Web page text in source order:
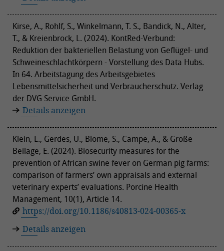
Kirse, A., Rohlf, S., Winkelmann, T. S., Bandick, N., Alter,
T., & Kreienbrock, L. (2024). KontRed-Verbund:
Reduktion der bakteriellen Belastung von Geflügel- und
Schweineschlachtkörpern - Vorstellung des Data Hubs.
In 64. Arbeitstagung des Arbeitsgebietes
Lebensmittelsicherheit und Verbraucherschutz. Verlag
der DVG Service GmbH.
Details anzeigen
Klein, L., Gerdes, U., Blome, S., Campe, A., & Große
Beilage, E. (2024). Biosecurity measures for the
prevention of African swine fever on German pig farms:
comparison of farmers’ own appraisals and external
veterinary experts’ evaluations. Porcine Health
Management, 10(1), Article 14.
https://doi.org/10.1186/s40813-024-00365-x
Details anzeigen